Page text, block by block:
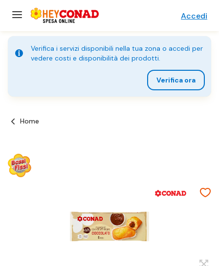
Accedi
Verifica i servizi disponibili nella tua zona o accedi per
vedere costi e disponibilità dei prodotti.
Verifica ora
Home